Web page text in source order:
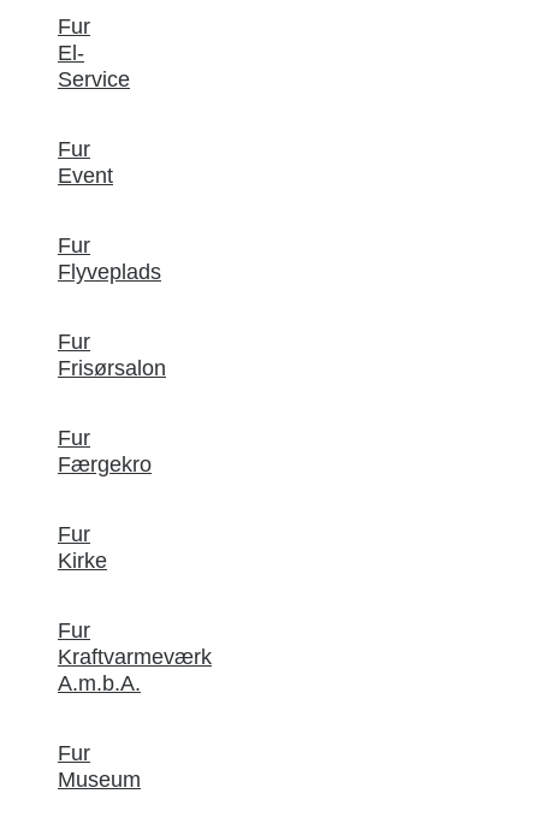
Fur
El-
Service
Fur
Event
Fur
Flyveplads
Fur
Frisørsalon
Fur
Færgekro
Fur
Kirke
Fur
Kraftvarmeværk
A.m.b.A.
Fur
Museum